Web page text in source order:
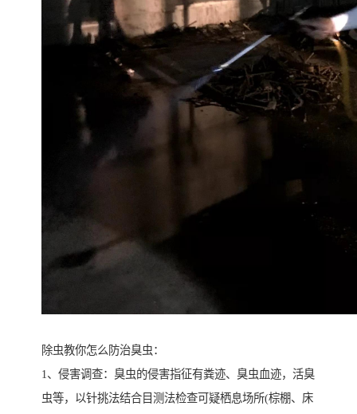
除虫教你怎么防治臭虫：
1、侵害调查：臭虫的侵害指征有粪迹、臭虫血迹，活臭
虫等，以针挑法结合目测法检查可疑栖息场所(棕棚、床